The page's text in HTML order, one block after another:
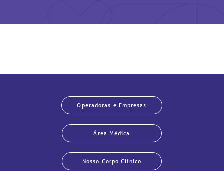
Operadoras e Empresas
Área Médica
Nosso Corpo Clínico